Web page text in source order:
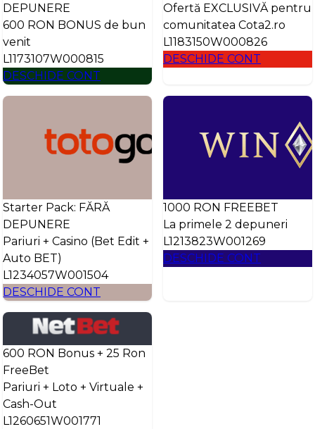
DEPUNERE
600 RON BONUS de bun
venit
L1173107W000815
DESCHIDE CONT
Ofertă EXCLUSIVĂ pentru
comunitatea Cota2.ro
L1183150W000826
DESCHIDE CONT
Starter Pack: FĂRĂ
DEPUNERE
Pariuri + Casino (Bet Edit +
Auto BET)
L1234057W001504
DESCHIDE CONT
1000 RON FREEBET
La primele 2 depuneri
L1213823W001269
DESCHIDE CONT
600 RON Bonus + 25 Ron
FreeBet
Pariuri + Loto + Virtuale +
Cash-Out
L1260651W001771